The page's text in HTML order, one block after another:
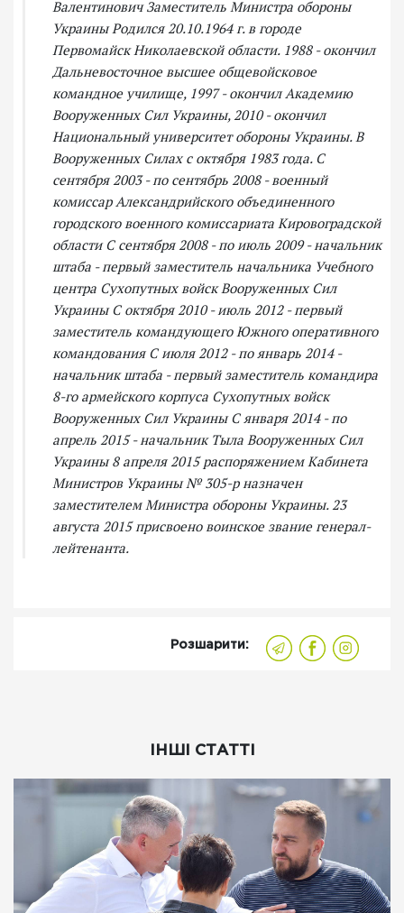
Валентинович Заместитель Министра обороны
Украины Родился 20.10.1964 г. в городе
Первомайск Николаевской области. 1988 - окончил
Дальневосточное высшее общевойсковое
командное училище, 1997 - окончил Академию
Вооруженных Сил Украины, 2010 - окончил
Национальный университет обороны Украины. В
Вооруженных Силах с октября 1983 года. С
сентября 2003 - по сентябрь 2008 - военный
комиссар Александрийского объединенного
городского военного комиссариата Кировоградской
области С сентября 2008 - по июль 2009 - начальник
штаба - первый заместитель начальника Учебного
центра Сухопутных войск Вооруженных Сил
Украины С октября 2010 - июль 2012 - первый
заместитель командующего Южного оперативного
командования С июля 2012 - по январь 2014 -
начальник штаба - первый заместитель командира
8-го армейского корпуса Сухопутных войск
Вооруженных Сил Украины С января 2014 - по
апрель 2015 - начальник Тыла Вооруженных Сил
Украины 8 апреля 2015 распоряжением Кабинета
Министров Украины № 305-р назначен
заместителем Министра обороны Украины. 23
августа 2015 присвоено воинское звание генерал-
лейтенанта.
Розшарити:
ІНШІ СТАТТІ